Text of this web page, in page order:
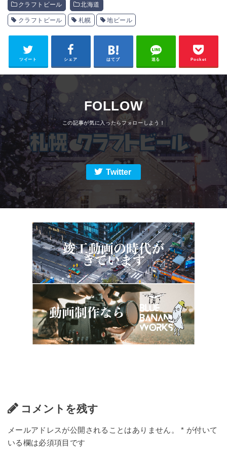
クラフトビール 北海道
クラフトビール 札幌 地ビール
ツイート シェア はてブ 送る Pocket
FOLLOW
Twitter
コメントを残す
メールアドレスが公開されることはありません。 * が付いて
いる欄は必須項目です